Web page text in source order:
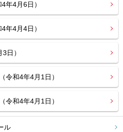
ル
年4月6日）
年4月4日）
日）
令和4年4月1日）
令和4年4月1日）